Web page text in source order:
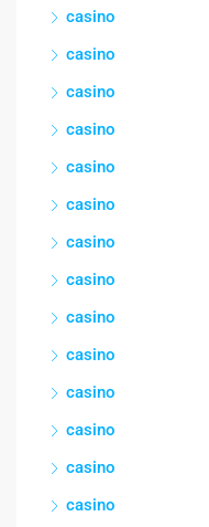
casino
casino
casino
casino
casino
casino
casino
casino
casino
casino
casino
casino
casino
casino